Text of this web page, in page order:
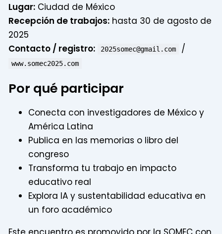
Lugar: Ciudad de México
Recepción de trabajos: hasta 30 de agosto de
2025
Contacto / registro:
2025somec@gmail.com /
www.somec2025.com
Por qué participar
Conecta con investigadores de México y
América Latina
Publica en las memorias o libro del
congreso
Transforma tu trabajo en impacto
educativo real
Explora IA y sustentabilidad educativa en
un foro académico